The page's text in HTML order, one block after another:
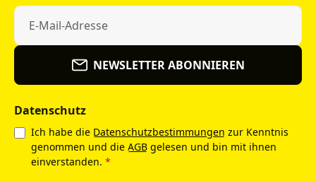
NEWSLETTER ABONNIEREN
Datenschutz
Ich habe die Datenschutzbestimmungen zur Kenntnis
genommen und die AGB gelesen und bin mit ihnen
einverstanden. *